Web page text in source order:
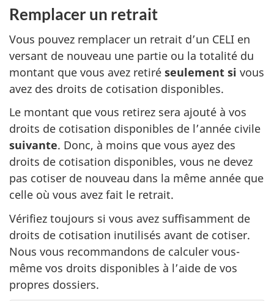
Remplacer un retrait
Vous pouvez remplacer un retrait d’un CELI en
versant de nouveau une partie ou la totalité du
montant que vous avez retiré seulement si vous
avez des droits de cotisation disponibles.
Le montant que vous retirez sera ajouté à vos
droits de cotisation disponibles de l’année civile
suivante. Donc, à moins que vous ayez des
droits de cotisation disponibles, vous ne devez
pas cotiser de nouveau dans la même année que
celle où vous avez fait le retrait.
Vérifiez toujours si vous avez suffisamment de
droits de cotisation inutilisés avant de cotiser.
Nous vous recommandons de calculer vous-
même vos droits disponibles à l’aide de vos
propres dossiers.